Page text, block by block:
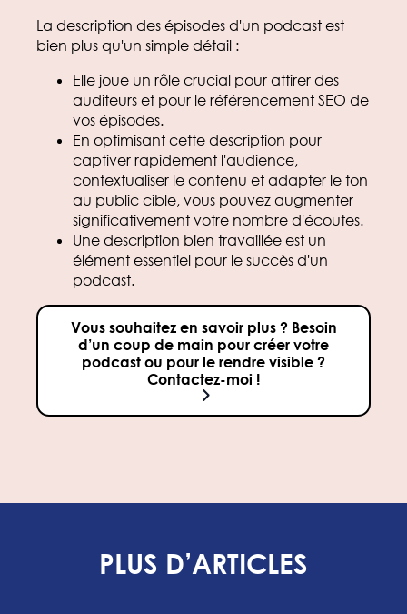
La description des épisodes d'un podcast est
bien plus qu'un simple détail :
Elle joue un rôle crucial pour attirer des
auditeurs et pour le référencement SEO de
vos épisodes.
En optimisant cette description pour
captiver rapidement l'audience,
contextualiser le contenu et adapter le ton
au public cible, vous pouvez augmenter
significativement votre nombre d'écoutes.
Une description bien travaillée est un
élément essentiel pour le succès d'un
podcast.
Vous souhaitez en savoir plus ? Besoin
d’un coup de main pour créer votre
podcast ou pour le rendre visible ?
Contactez-moi !
PLUS D’ARTICLES